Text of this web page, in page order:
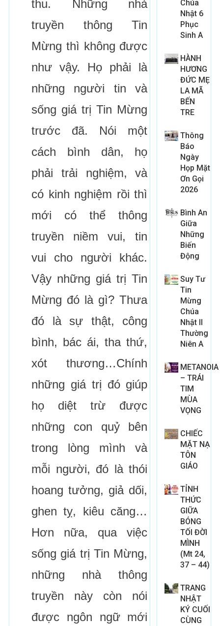
thu. Những nhà
truyền thông Tin
Mừng thì không được
như vậy. Họ phải là
những người tin và
sống giá trị Tin Mừng
trước đã. Nói một
cách bình dân, họ
phải trải nghiệm, và
có kinh nghiệm rồi thì
mới có thể thông
truyền niềm vui, tin
vui cho người khác.
Vậy những giá trị Tin
Mừng đó là gì? Thưa
đó là sự thật, công
bình, bác ái, tha thứ,
xót thương…Chính
những giá trị đó giúp
họ diệt trừ được
những con quỷ bên
trong lòng mình và
mỗi người, đó là thói
hoang tưởng, giả dối,
ghen tỵ, kiêu căng…
Hơn nữa, qua việc
sống giá trị Tin Mừng,
những nhà thông
truyền này còn nói
được ngôn ngữ mới
Chúa
Nhật 6
Phục
Sinh A
HÀNH
HƯƠNG
ĐỨC MẸ
LA MÃ
BẾN
TRE
Thông
Báo
Ngày
Họp Mặt
Ơn Gọi
2026
Bình An
Giữa
Những
Biến
Động
Suy Tư
Tin
Mừng
Chúa
Nhật II
Thường
Niên A
METANOIA
– TRÁI
TIM
MÙA
VỌNG
CHIẾC
MẶT NẠ
TÔN
GIÁO
TỈNH
THỨC
GIỮA
BÓNG
TỐI ĐỜI
MÌNH
(Mt 24,
37 – 44)
TRANG
NHẬT
KÝ CUỐI
CÙNG